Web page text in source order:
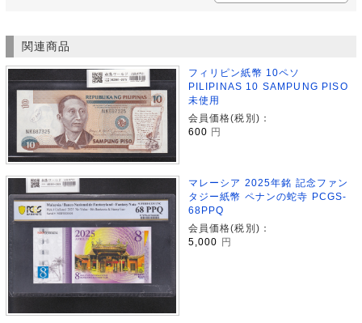
関連商品
フィリピン紙幣 10ペソ
PILIPINAS 10 SAMPUNG PISO
未使用
会員価格(税別)：
600 円
マレーシア 2025年銘 記念ファン
タジー紙幣 ペナンの蛇寺 PCGS-
68PPQ
会員価格(税別)：
5,000
円